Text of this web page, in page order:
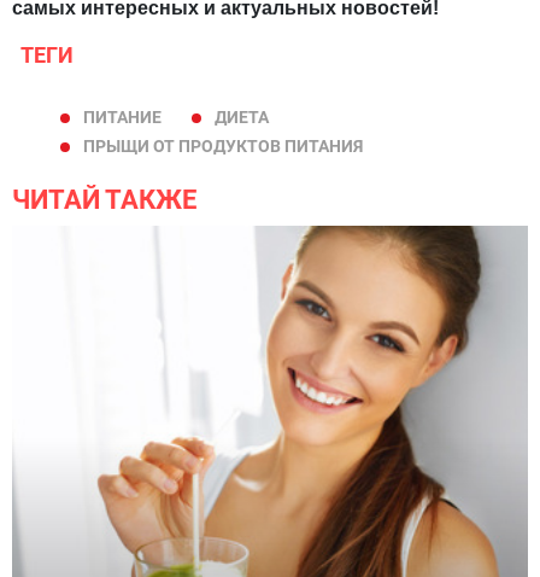
самых интересных и актуальных новостей!
ТЕГИ
ПИТАНИЕ
ДИЕТА
ПРЫЩИ ОТ ПРОДУКТОВ ПИТАНИЯ
ЧИТАЙ ТАКЖЕ